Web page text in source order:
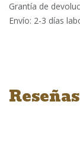
Grantía de
Envío: 2-3 días